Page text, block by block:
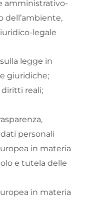
amministrativo-
dell’ambiente,
legale
legge in
giuridiche;
diritti reali;
personali
in materia
e tutela delle
in materia